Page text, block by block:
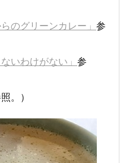
のグリーンカレー」 参
いわけがない」 参
。）